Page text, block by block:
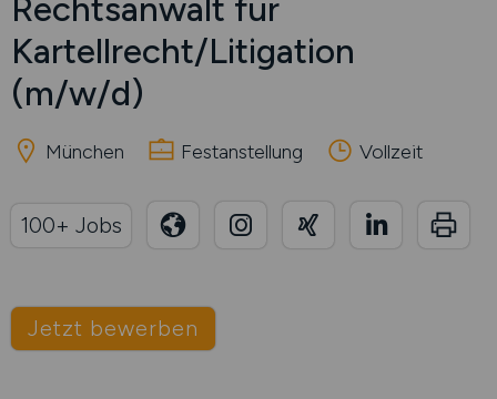
Rechtsanwalt für
Kartellrecht/Litigation
(m/w/d)
München Festanstellung Vollzeit
Jetzt bewerben
100+ Jobs